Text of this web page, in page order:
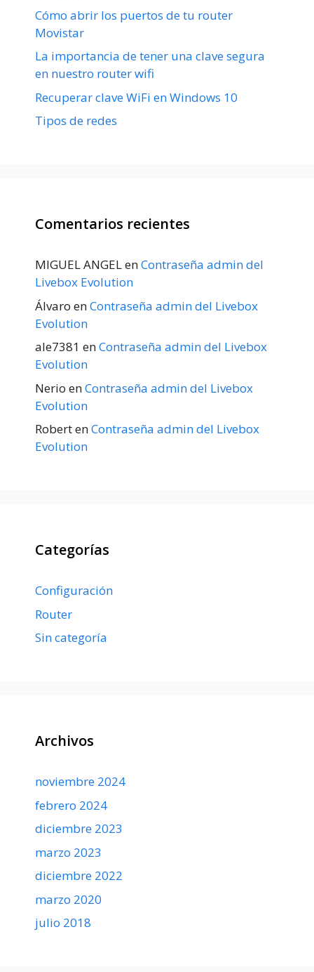
Cómo abrir los puertos de tu router
Movistar
La importancia de tener una clave segura
en nuestro router wifi
Recuperar clave WiFi en Windows 10
Tipos de redes
Comentarios recientes
MIGUEL ANGELenContraseña admin del
Livebox Evolution
Álvaro enContraseña admin del Livebox
Evolution
ale7381 enContraseña admin del Livebox
Evolution
Nerio enContraseña admin del Livebox
Evolution
RobertenContraseña admin del Livebox
Evolution
Categorías
Configuración
Router
Sin categoría
Archivos
noviembre 2024
febrero 2024
diciembre 2023
marzo 2023
diciembre 2022
marzo 2020
julio 2018